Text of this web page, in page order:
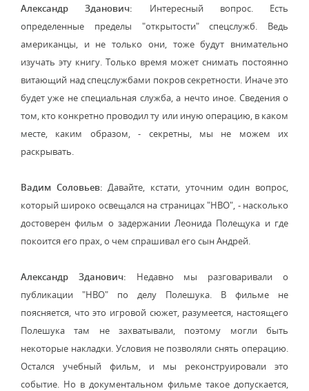
Александр Зданович: Интересный вопрос. Есть
определенные пределы "открытости" спецслужб. Ведь
американцы, и не только они, тоже будут внимательно
изучать эту книгу. Только время может снимать постоянно
витающий над спецслужбами покров секретности. Иначе это
будет уже не специальная служба, а нечто иное. Сведения о
том, кто конкретно проводил ту или иную операцию, в каком
месте, каким образом, - секретны, мы не можем их
раскрывать.
Вадим Соловьев: Давайте, кстати, уточним один вопрос,
который широко освещался на страницах "НВО", - насколько
достоверен фильм о задержании Леонида Полещука и где
покоится его прах, о чем спрашивал его сын Андрей.
Александр Зданович: Недавно мы разговаривали о
публикации "НВО" по делу Полешука. В фильме не
поясняется, что это игровой сюжет, разумеется, настоящего
Полешука там не захватывали, поэтому могли быть
некоторые накладки. Условия не позволяли снять операцию.
Остался учебный фильм, и мы реконструировали это
событие. Но в документальном фильме такое допускается,